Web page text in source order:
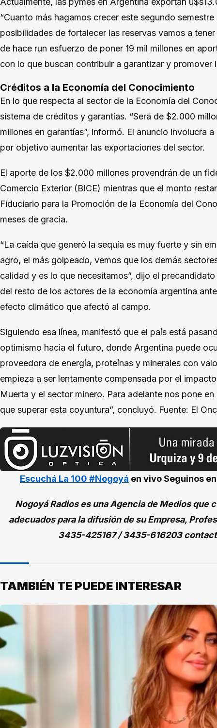
“Cuanto más hagamos crecer este segundo
posibilidades de fortalecer las reservas vamos a
de hace run esfuerzo de poner 19 mil millones en
con lo que buscan contribuir a garantizar y
Créditos a la Economía del Conocimiento
En lo que respecta al sector de la Economía del
sistema de créditos y garantías. “Será de $2.000
millones en garantías”, informó. El anuncio involucra
por objetivo aumentar las exportaciones del sector.
El aporte de los $2.000 millones provendrán de un
Comercio Exterior (BICE) mientras que el monto
Fiduciario para la Promoción de la Economía del
meses de gracia.
“La caída que generó la sequía es muy fuerte y sin
agro, el más golpeado, vemos que los demás
calidad y es lo que necesitamos”, dijo el
del resto de los actores de la economía argentina
efecto climático que afectó al campo.
Siguiendo esa línea, manifestó que el país está
optimismo hacia el futuro, donde Argentina puede
proveedora de energía, proteínas y minerales con
empieza a ser lentamente compensada por el
Muerta y el sector minero. Para adelante nos pone
que superar esta coyuntura”, concluyó. Fuente: El
Escuchá La 100 #Nogoyá en vivoSeguinos
Nogoyá Radios es una Agencia de Medios
adecuados para la difusión de su Empresa,
3435-425167 / 3435-616203
TAMBIÉN TE PUEDE INTERESAR